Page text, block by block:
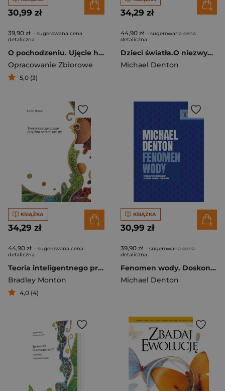
30,99 zł
39,90 zł - sugerowana cena
detaliczna
O pochodzeniu. Ujęcie historyczne
Opracowanie Zbiorowe
5,0 (3)
34,29 zł
44,90 zł - sugerowana cena
detaliczna
Dzieci światła.O niezwykłych własnościach światła słonecznego, dzięki którym istniejemy
Michael Denton
KSIĄŻKA
34,29 zł
44,90 zł - sugerowana cena
detaliczna
Teoria inteligentnego projektu oczami ateisty
Bradley Monton
4,0 (4)
KSIĄŻKA
30,99 zł
39,90 zł - sugerowana cena
detaliczna
Fenomen wody. Doskonałe przystosowanie wody do istnienia człowieka i życia na ziemi
Michael Denton